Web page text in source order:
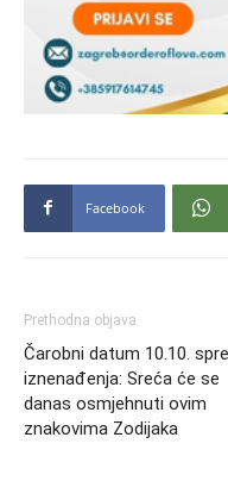
Facebook
Prethodna objava
Čarobni datum 10.10.
iznenađenja: Sreća će se
danas osmjehnuti ovim
znakovima Zodijaka